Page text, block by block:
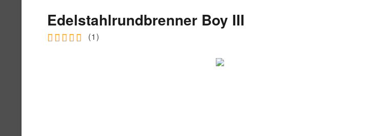
Edelstahlrundbrenner Boy III
(1)